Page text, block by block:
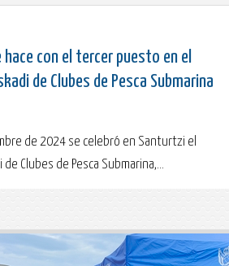
hace con el tercer puesto en el
de Clubes de Pesca Submarina
de 2024 se celebró en Santurtzi el
Clubes de Pesca Submarina,...